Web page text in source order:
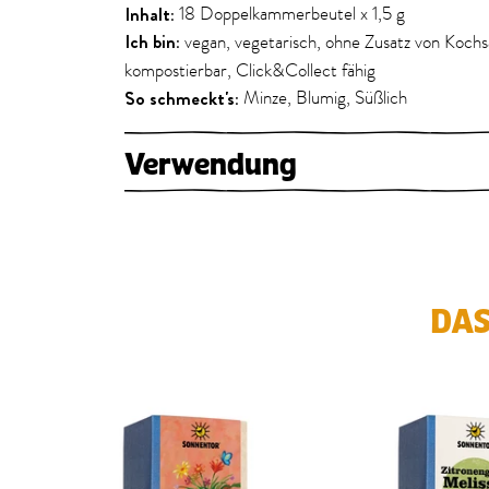
Inhalt: 18 Doppelkammerbeutel x 1,5 g
Ich bin: vegan, vegetarisch, ohne Zusatz von
kompostierbar, Click&Collect fähig
So schmeckt's: Minze, Blumig, Süßlich
Verwendung